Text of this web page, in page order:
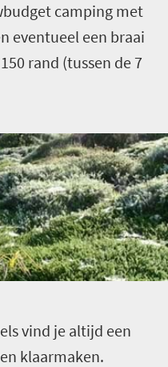
camping met
eventueel een braai
rand (tussen de 7
vind je altijd een
klaarmaken.